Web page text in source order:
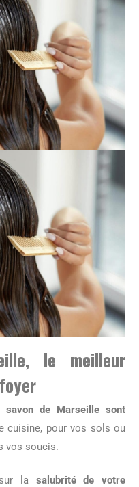
le meilleur
de Marseille sont
cuisine, pour vos sols ou
vos soucis.
la salubrité de votre